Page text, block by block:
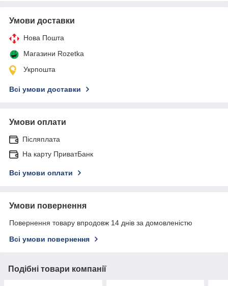
Умови доставки
Нова Пошта
Магазини Rozetka
Укрпошта
Всі умови доставки
Умови оплати
Післяплата
На карту ПриватБанк
Всі умови оплати
Умови повернення
Повернення товару впродовж 14 днів за домовленістю
Всі умови повернення
Подібні товари компанії